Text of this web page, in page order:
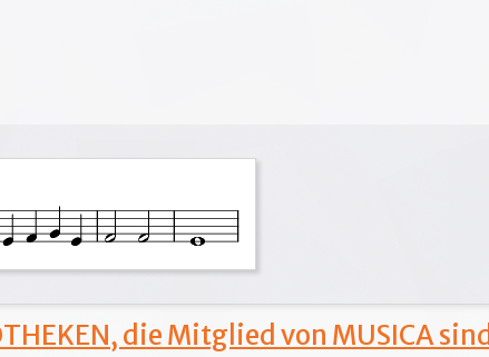
die Mitglied von MUSICA sind